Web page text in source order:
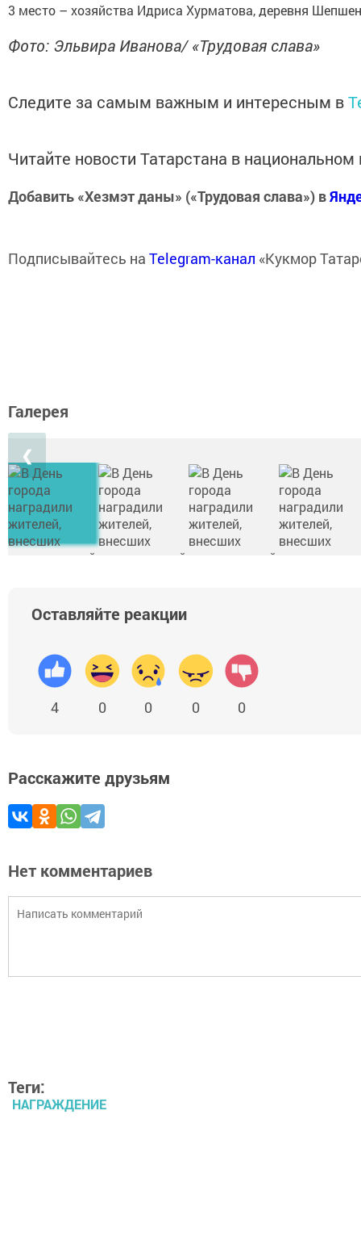
3 место – хозяйства Идриса Хурматова, деревня
Фото: Эльвира Иванова/ «Трудовая слава»
Следите за самым важным и интересным в
Читайте новости Татарстана в
Добавить «Хезмэт даны» («Трудовая слава») в
Подписывайтесь на Telegram-канал «Кукмор
Галерея
❮
Оставляйте реакции
4 0 0 0 0
Расскажите друзьям
Нет комментариев
Теги:
НАГРАЖДЕНИЕ